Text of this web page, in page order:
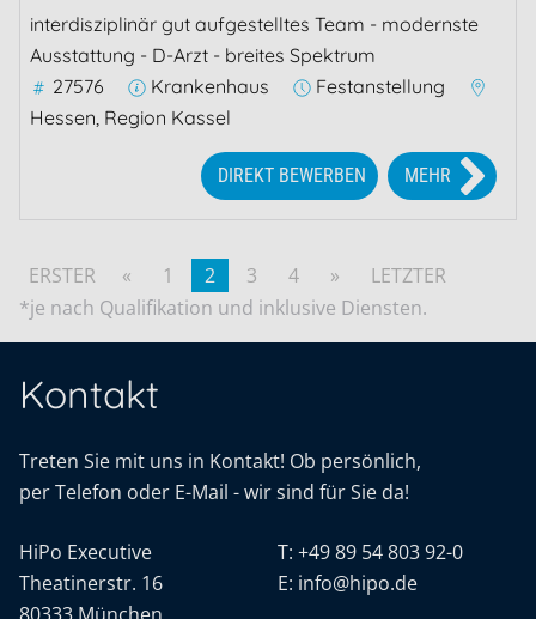
interdisziplinär gut aufgestelltes Team - modernste
Ausstattung - D-Arzt - breites Spektrum
27576
Krankenhaus
Festanstellung
Hessen, Region Kassel
MEHR
DIREKT BEWERBEN
ERSTER « 1 2 3 4 »
LETZTER
*je nach Qualifikation und inklusive Diensten.
Kontakt
Treten Sie mit uns in Kontakt! Ob persönlich,
per Telefon oder E-Mail - wir sind für Sie da!
HiPo Executive
Theatinerstr. 16
T: +49 89 54 803 92-0
E: info@hipo.de